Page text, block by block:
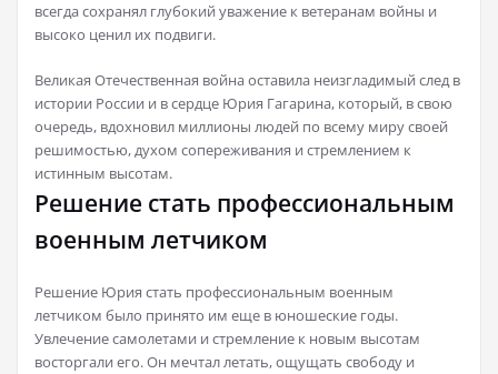
всегда сохранял глубокий уважение к ветеранам войны и
высоко ценил их подвиги.
Великая Отечественная война оставила неизгладимый след в
истории России и в сердце Юрия Гагарина, который, в свою
очередь, вдохновил миллионы людей по всему миру своей
решимостью, духом сопереживания и стремлением к
истинным высотам.
Решение стать профессиональным
военным летчиком
Решение Юрия стать профессиональным военным
летчиком было принято им еще в юношеские годы.
Увлечение самолетами и стремление к новым высотам
восторгали его. Он мечтал летать, ощущать свободу и